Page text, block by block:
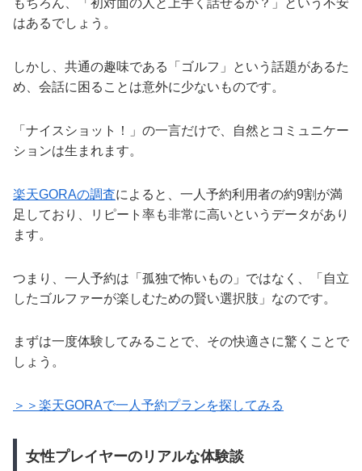
もちろん、「初対面の人と上手く話せるか？」という不安
はあるでしょう。
しかし、共通の趣味である「ゴルフ」という話題があるた
め、会話に困ることは意外に少ないものです。
「ナイスショット！」の一言だけで、自然とコミュニケー
ションは生まれます。
楽天GORAの調査によると、一人予約利用者の約9割が満
足しており、リピート率も非常に高いというデータがあり
ます。
つまり、一人予約は「孤独で怖いもの」ではなく、「自立
したゴルファーが楽しむための賢い選択肢」なのです。
まずは一度体験してみることで、その快適さに驚くことで
しょう。
＞＞楽天GORAで一人予約プランを探してみる
女性プレイヤーのリアルな体験談